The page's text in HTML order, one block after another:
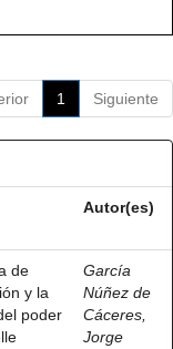
1 Siguiente
Autor(es)
de
y la
poder
García
Núñez de
Cáceres,
Jorge